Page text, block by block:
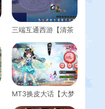
三端互通西游【清茶
Win系服务端+安卓
+PC客户端+GM工具
+详细搭建教程+视频
教程
MT3换皮大话【大梦